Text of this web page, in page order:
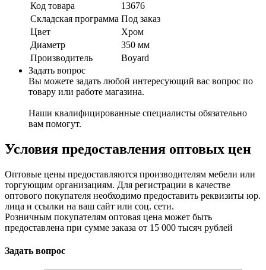
Код товара
13676
Складская программа Под заказ
Цвет
Хром
Диаметр
350 мм
Производитель
Boyard
Задать вопрос
Вы можете задать любой интересующий вас вопрос по
товару или работе магазина.
Наши квалифицированные специалисты обязательно
вам помогут.
Условия предоставления оптовых цен
Оптовые цены предоставляются производителям мебели или
торгующим организациям. Для регистрации в качестве
оптового покупателя необходимо предоставить реквизиты юр.
лица и ссылки на ваш сайт или соц. сети.
Розничным покупателям оптовая цена может быть
предоставлена при сумме заказа от 15 000 тысяч рублей
Задать вопрос